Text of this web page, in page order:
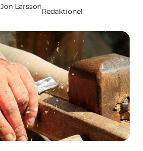
Jon Larsson
Redaktionel